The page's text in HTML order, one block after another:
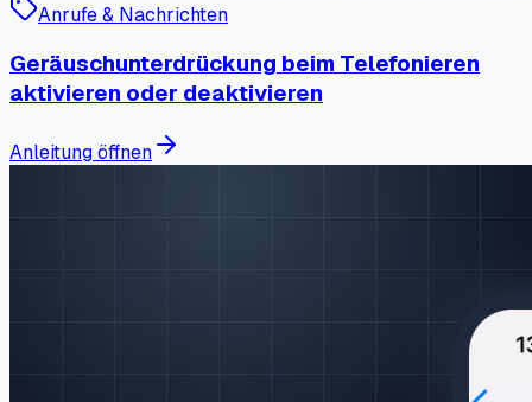
Anrufe & Nachrichten
Geräuschunterdrückung beim Telefonieren
aktivieren oder deaktivieren
Anleitung öffnen